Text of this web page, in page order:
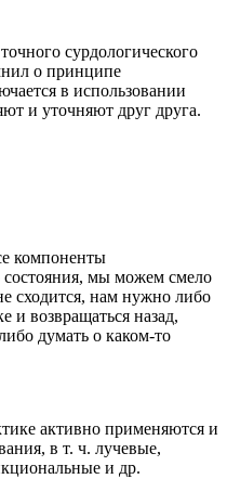
сурдологического
о принципе
в использовании
и уточняют друг друга.
компоненты
состояния, мы можем смело
сходится, нам нужно либо
и возвращаться назад,
думать о каком-то
активно применяются и
в т. ч. лучевые,
и др.